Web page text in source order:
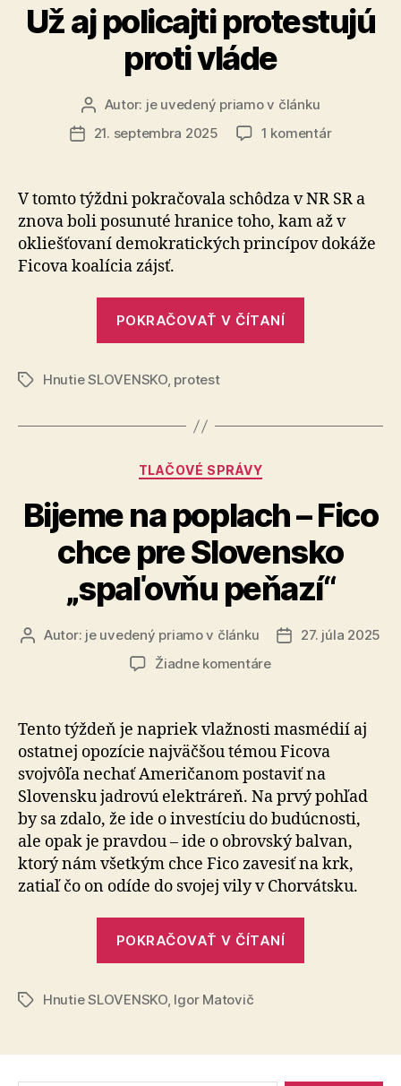
Už aj policajti protestujú
proti vláde
Autor
článku
Autor: je uvedený priamo v článku
Dátum
21. septembra 2025 1 komentárna
policajti
protestujú
proti
vláde
V tomto týždni pokračovala schôdza v NR SR a
znova boli posunuté hranice toho, kam až v
okliešťovaní demokratických princípov dokáže
Ficova koalícia zájsť.
POKRAČOVAŤ V ČÍTANÍ
vláde“
ZnačkyHnutie SLOVENSKO, protest
Kategórie
TLAČOVÉ SPRÁVY
Bijeme na poplach – Fico
chce pre Slovensko
„spaľovňu peňazí“
AutorAutor: je uvedený priamo v článku
Dátum
27. júla 2025
Žiadne komentárena
Fico
chce
pre
Slovensko
„spaľovňu
peňazí“
Tento týždeň je napriek vlažnosti masmédií aj
ostatnej opozície najväčšou témou Ficova
svojvôľa nechať Ame­ri­ča­nom postaviť na
Slovensku jadrovú elektráreň. Na prvý pohľad
by sa zdalo, že ide o investíciu do budúcnosti,
ale opak je pravdou – ide o obrovský balvan,
ktorý nám všet­kým chce Fico zavesiť na krk,
zatiaľ čo on odíde do svojej vily v Chorvátsku.
POKRAČOVAŤ V ČÍTANÍ
chce
ZnačkyHnutie SLOVENSKO, Igor Matovič